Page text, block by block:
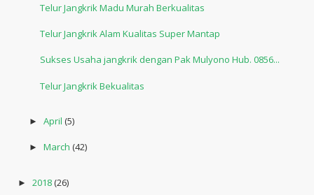
Telur Jangkrik Madu Murah Berkualitas
Telur Jangkrik Alam Kualitas Super Mantap
Sukses Usaha jangkrik dengan Pak Mulyono Hub. 0856...
Telur Jangkrik Bekualitas
► April (5)
► March (42)
► 2018(26)